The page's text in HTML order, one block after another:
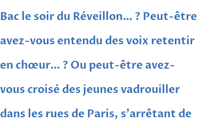
Bac le soir du Réveillon… ? Peut-être
avez-vous entendu des voix retentir
en chœur… ? Ou peut-être avez-
vous croisé des jeunes vadrouiller
dans les rues de Paris, s’arrêtant de